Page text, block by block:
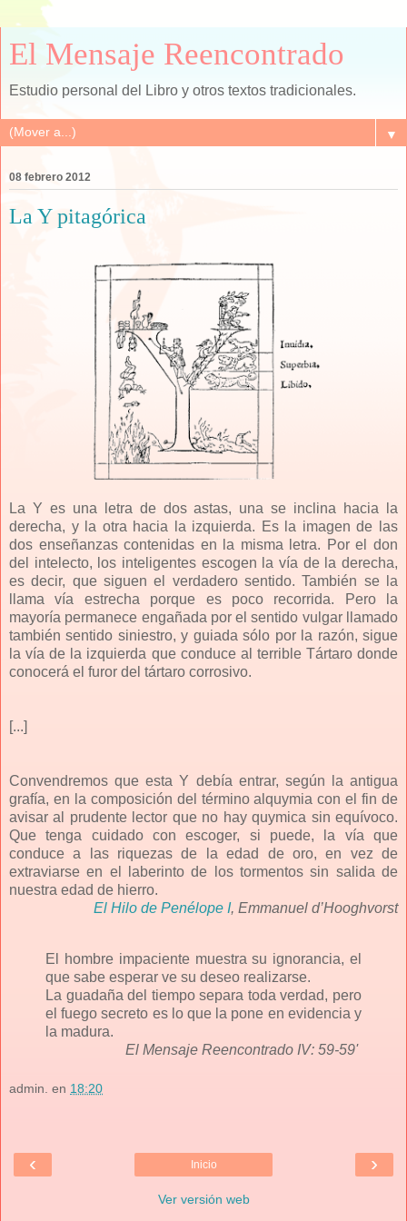
El Mensaje Reencontrado
Estudio personal del Libro y otros textos tradicionales.
▼
08 febrero 2012
La Y pitagórica
La Y es una letra de dos astas, una se inclina hacia la
derecha, y la otra hacia la izquierda. Es la imagen de las
dos enseñanzas contenidas en la misma letra. Por el don
del intelecto, los inteligentes escogen la vía de la derecha,
es decir, que siguen el verdadero sentido. También se la
llama vía estrecha porque es poco recorrida. Pero la
mayoría permanece engañada por el sentido vulgar llamado
también sentido siniestro, y guiada sólo por la razón, sigue
la vía de la izquierda que conduce al terrible Tártaro donde
conocerá el furor del tártaro corrosivo.
[...]
Convendremos que esta Y debía entrar, según la antigua
grafía, en la composición del término alquymia con el fin de
avisar al prudente lector que no hay quymica sin equívoco.
Que tenga cuidado con escoger, si puede, la vía que
conduce a las riquezas de la edad de oro, en vez de
extraviarse en el laberinto de los tormentos sin salida de
nuestra edad de hierro.
El Hilo de Penélope I, Emmanuel d’Hooghvorst
El hombre impaciente muestra su ignorancia, el
que sabe esperar ve su deseo realizarse.
La guadaña del tiempo separa toda verdad, pero
el fuego secreto es lo que la pone en evidencia y
la madura.
El Mensaje Reencontrado IV: 59-59'
admin. en 18:20
‹ ›
Inicio
Ver versión web